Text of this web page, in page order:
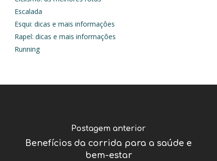
Escalada
Esqui: dicas e mais informaçôes
Rapel: dicas e mais informaçôes
Running
Postagem anterior
Benefícios da corrida para a saúde e
bem-estar